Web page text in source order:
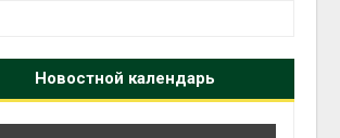
Новостной календарь